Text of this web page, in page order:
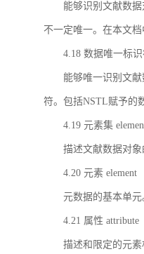
能够识别文献数
不一定唯一。在本文
4.18 数据唯一标
能够唯一识别文
符。包括NSTL赋予的
4.19 元素集
描述文献数据对
4.20 元素 element
元数据的基本单元
4.21 属性 attribute
描述和限定的元